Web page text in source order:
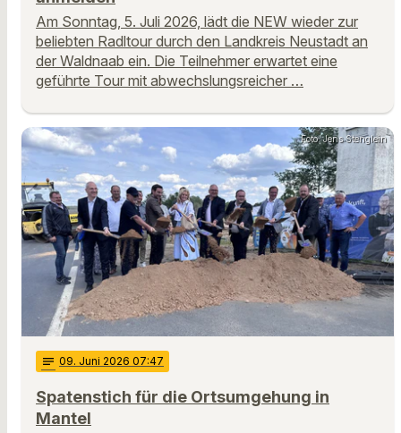
Am Sonntag, 5. Juli 2026, lädt die NEW wieder zur
beliebten Radltour durch den Landkreis Neustadt an
der Waldnaab ein. Die Teilnehmer erwartet eine
geführte Tour mit abwechslungsreicher …
Foto: Jens Stenglein
notes 09. Juni 2026 07:47
Spatenstich für die Ortsumgehung in
Mantel